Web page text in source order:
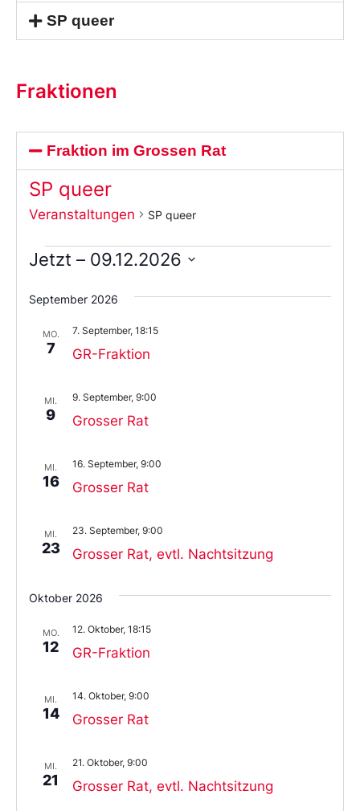
SP queer
Fraktionen
Fraktion im Grossen Rat
SP queer
Veranstaltungen SP queer
Jetzt – 09.12.2026
Sie
das
aus.
September 2026
MO.
7 GR-Fraktion
7. September, 18:15
MI.
9 Grosser Rat
9. September, 9:00
MI.
16 Grosser Rat
16. September, 9:00
MI.
23 Grosser Rat, evtl. Nachtsitzung
23. September, 9:00
Oktober 2026
MO.
12 GR-Fraktion
12. Oktober, 18:15
MI.
14 Grosser Rat
14. Oktober, 9:00
MI.
21 Grosser Rat, evtl. Nachtsitzung
21. Oktober, 9:00